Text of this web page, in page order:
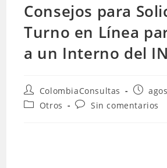
Consejos para
Turno en Línea
a un Interno del
Autor
de
ColombiaConsultas
de
la
Categoría
Otros
Comentarios
Sin comentarios